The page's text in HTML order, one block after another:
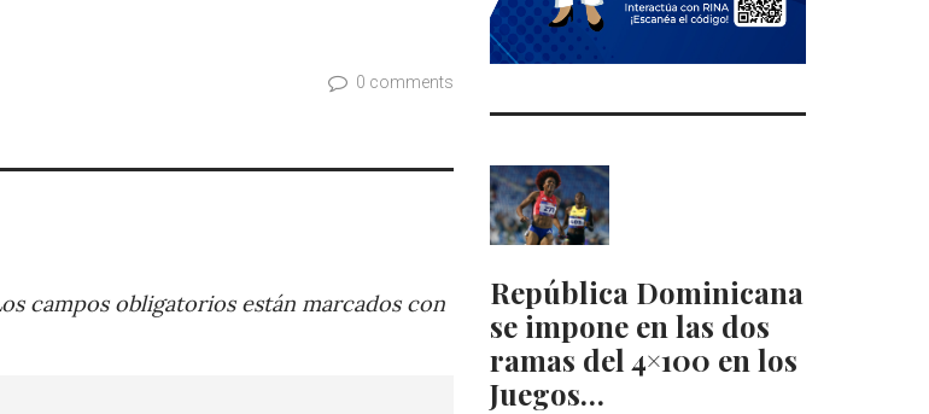
0 comments
campos obligatorios están marcados con
República Dominicana
se impone en las dos
ramas del 4×100 en los
Juegos…